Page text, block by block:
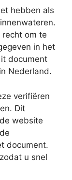
hebben als
om te
in het
document
Nederland.
verifiëren
Dit
website
document.
u snel